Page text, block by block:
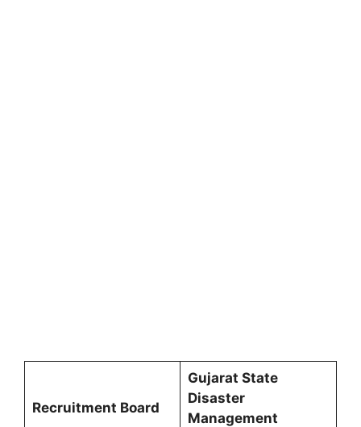
Recruitment Board
Gujarat State
Disaster
Management